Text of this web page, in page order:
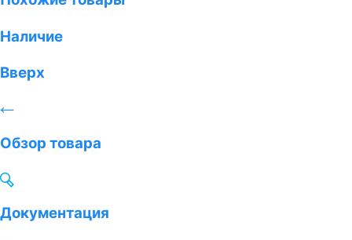
Наличие
Вверх
Обзор товара
Документация